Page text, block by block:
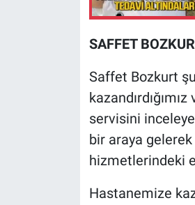
SAFFET
Saffet Bozkurt
servisini
bir araya
hizmetlerindeki
Hastanemize